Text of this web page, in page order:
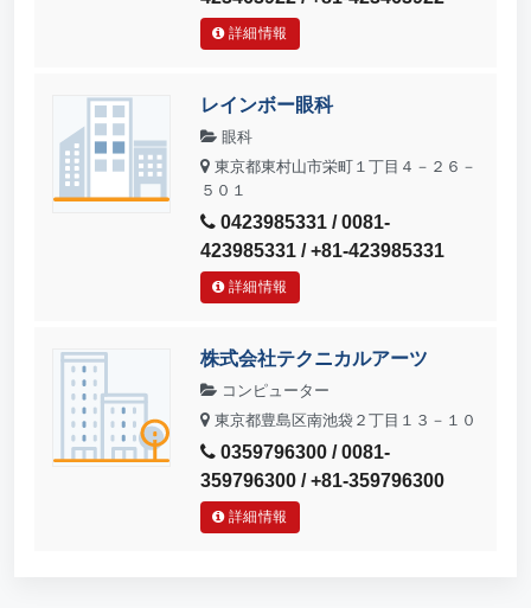
詳細情報
レインボー眼科
眼科
東京都東村山市栄町１丁目４－２６－
５０１
0423985331 / 0081-
423985331 / +81-423985331
詳細情報
株式会社テクニカルアーツ
コンピューター
東京都豊島区南池袋２丁目１３－１０
0359796300 / 0081-
359796300 / +81-359796300
詳細情報